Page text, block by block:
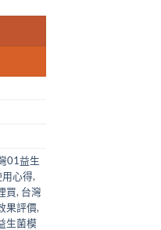
01益生
心得,
買, 台灣
果評價,
生菌模